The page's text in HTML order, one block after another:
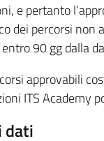
e pertanto
dei percorsi
90 gg dalla
approvabili
ITS Academy
dati